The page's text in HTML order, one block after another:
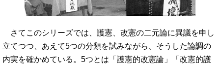
さてこのシリーズでは、護憲、改憲の二元論に異議を申し
立てつつ、あえて5つの分類を試みながら、そうした論調の
内実を確かめている。5つとは「護憲的改憲論」「改憲的護